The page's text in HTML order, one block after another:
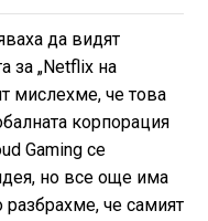
да видят
за „Netflix на
мислехме, че това
корпорация
Gaming се
но все още има
разбрахме, че самият